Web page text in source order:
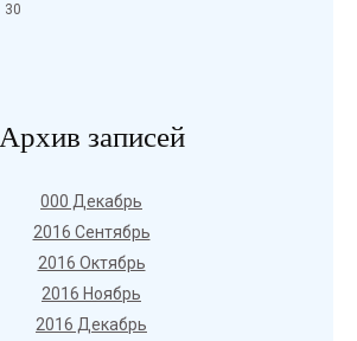
30
Архив записей
000 Декабрь
2016 Сентябрь
2016 Октябрь
2016 Ноябрь
2016 Декабрь